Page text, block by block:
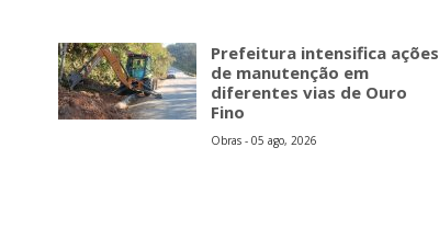
Prefeitura intensifica ações
de manutenção em
diferentes vias de Ouro
Fino
Obras - 05 ago, 2026